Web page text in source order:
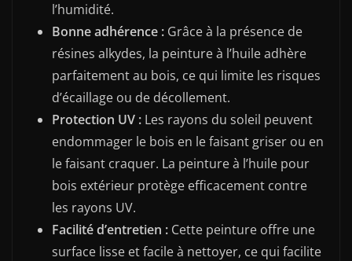
l’humidité.
Bonne adhérence : Grâce à la présence de
résines alkydes, la peinture à l’huile adhère
parfaitement au bois, ce qui limite les risques
d’écaillage ou de décollement.
Protection UV : Les rayons du soleil peuvent
endommager le bois en le faisant griser ou en
le faisant craquer. La peinture à l’huile pour
bois extérieur protège efficacement contre
les rayons UV.
Facilité d’entretien : Cette peinture offre une
surface lisse et facile à nettoyer, ce qui facilite